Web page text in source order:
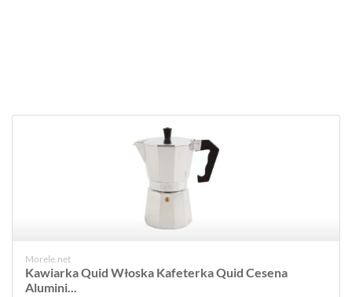
Morele.net
Kawiarka Quid Włoska Kafeterka Quid Cesena
Alumini...